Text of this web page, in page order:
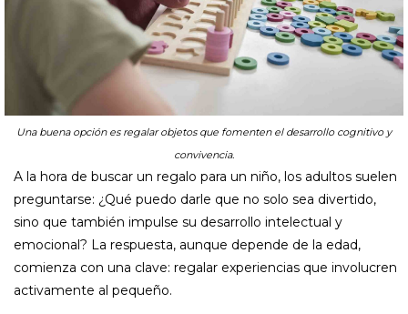
Una buena opción es regalar objetos que fomenten el desarrollo cognitivo y
convivencia.
A la hora de buscar un regalo para un niño, los adultos suelen
preguntarse: ¿Qué puedo darle que no solo sea divertido,
sino que también impulse su desarrollo intelectual y
emocional? La respuesta, aunque depende de la edad,
comienza con una clave: regalar experiencias que involucren
activamente al pequeño.